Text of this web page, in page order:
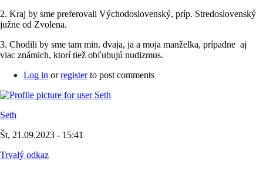
2. Kraj by sme preferovali Východoslovenský, príp. Stredoslovenský
južne od Zvolena.
3. Chodili by sme tam min. dvaja, ja a moja manželka, prípadne aj
viac známich, ktorí tiež obľubujú nudizmus.
Log in orregisterto post comments
Seth
Št, 21.09.2023 - 15:41
Trvalý odkaz